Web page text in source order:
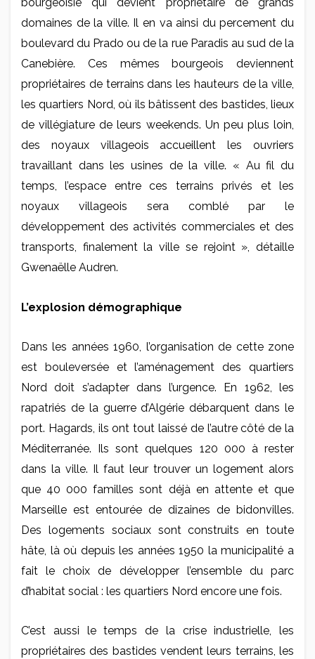
bourgeoisie qui devient propriétaire de grands
domaines de la ville. Il en va ainsi du percement du
boulevard du Prado ou de la rue Paradis au sud de la
Canebière. Ces mêmes bourgeois deviennent
propriétaires de terrains dans les hauteurs de la ville,
les quartiers Nord, où ils bâtissent des bastides, lieux
de villégiature de leurs weekends. Un peu plus loin,
des noyaux villageois accueillent les ouvriers
travaillant dans les usines de la ville. « Au fil du
temps, l’espace entre ces terrains privés et les
noyaux villageois sera comblé par le
développement des activités commerciales et des
transports, finalement la ville se rejoint », détaille
Gwenaëlle Audren.
L’explosion démographique
Dans les années 1960, l’organisation de cette zone
est bouleversée et l’aménagement des quartiers
Nord doit s’adapter dans l’urgence. En 1962, les
rapatriés de la guerre d’Algérie débarquent dans le
port. Hagards, ils ont tout laissé de l’autre côté de la
Méditerranée. Ils sont quelques 120 000 à rester
dans la ville. Il faut leur trouver un logement alors
que 40 000 familles sont déjà en attente et que
Marseille est entourée de dizaines de bidonvilles.
Des logements sociaux sont construits en toute
hâte, là où depuis les années 1950 la municipalité a
fait le choix de développer l’ensemble du parc
d’habitat social : les quartiers Nord encore une fois.
C’est aussi le temps de la crise industrielle, les
propriétaires des bastides vendent leurs terrains, les